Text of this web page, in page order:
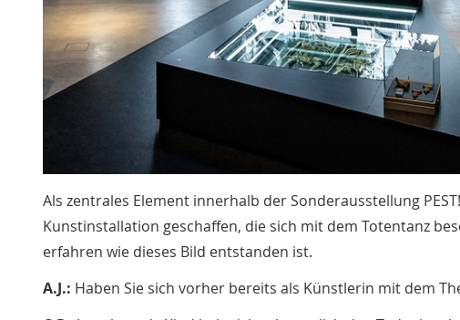
Als zentrales Element innerhalb der Sonderausstellung
Kunstinstallation geschaffen, die sich mit dem Totentanz
erfahren wie dieses Bild entstanden ist.
A.J.: Haben Sie sich vorher bereits als Künstlerin mit dem